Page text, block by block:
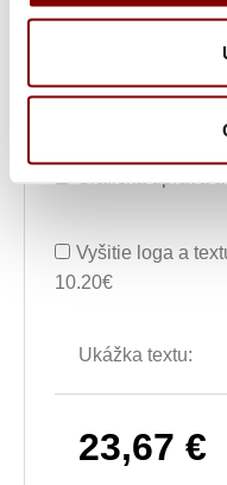
Vyšitie loga +
Vyšití textu +
Vyšitie loga a
10.20€
Ukážka textu:
23,67 €